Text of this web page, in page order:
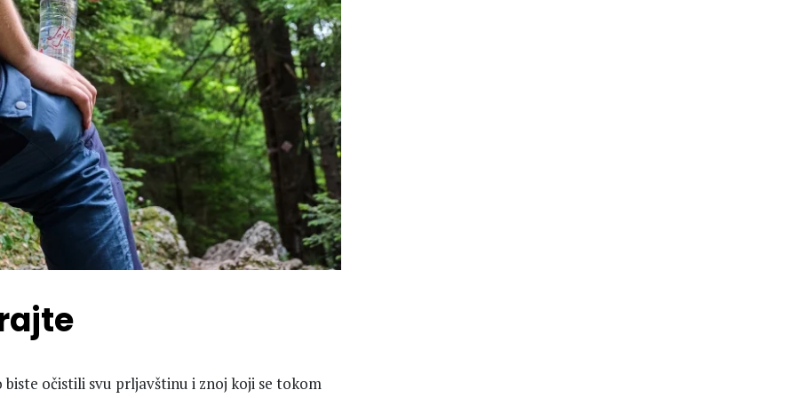
očistili svu prljavštinu i znoj koji se tokom